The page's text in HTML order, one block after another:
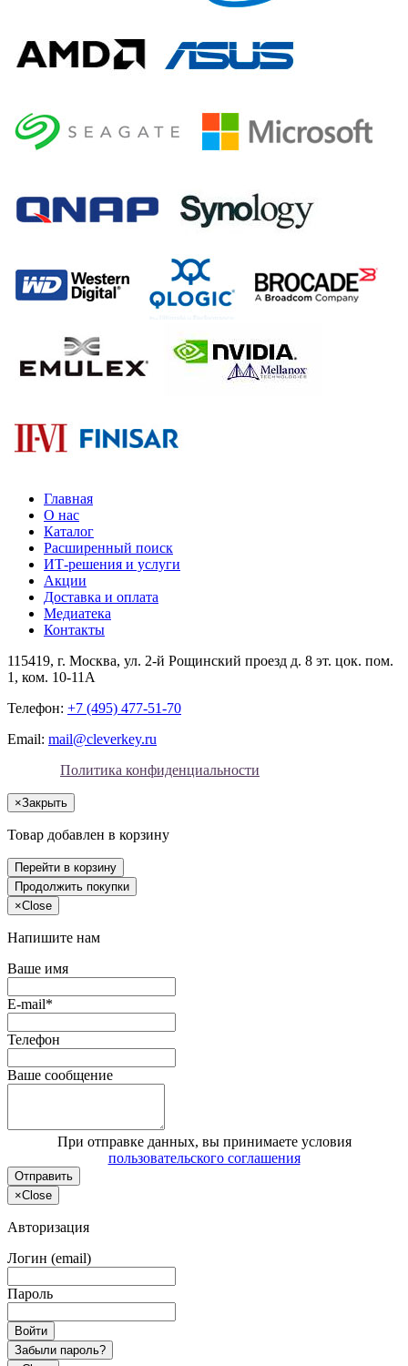
Главная
О нас
Каталог
Расширенный поиск
ИТ-решения и услуги
Акции
Доставка и оплата
Медиатека
Контакты
115419, г. Москва, ул. 2-й Рощинский проезд д. 8 эт. цок. пом.
1, ком. 10-11А
Телефон: +7 (495) 477-51-70
Email: mail@cleverkey.ru
Политика конфиденциальности
×Закрыть
Товар добавлен в корзину
Перейти в корзину
Продолжить покупки
×Close
Напишите нам
Ваше имя
E-mail*
Телефон
Ваше сообщение
При отправке данных, вы принимаете условия
пользовательского соглашения
Отправить
×Close
Авторизация
Логин (email)
Пароль
Войти
Забыли пароль?